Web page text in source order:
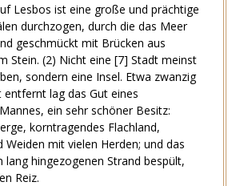
Lesbos ist eine große und prächtige
durchzogen, durch die das Meer
geschmückt mit Brücken aus
Stein. (2) Nicht eine [7] Stadt meinst
sondern eine Insel. Etwa zwanzig
lag das Gut eines
ein sehr schöner Besitz:
korntragendes Flachland,
Weiden mit vielen Herden; und das
lang hingezogenen Strand bespült,
Reiz.